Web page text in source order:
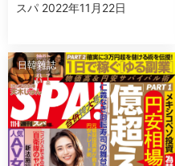
スパ 2022年11月22日
日韓雜誌